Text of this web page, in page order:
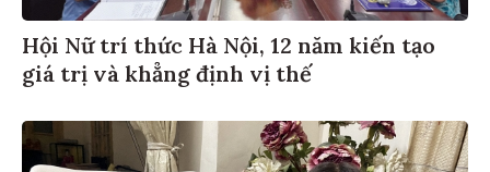
Hội Nữ trí thức Hà Nội, 12 năm kiến tạo
giá trị và khẳng định vị thế